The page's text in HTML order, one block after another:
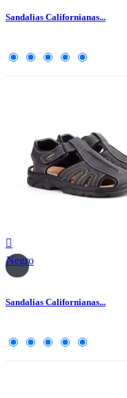
Sandalias Californianas...

Negro
Sandalias Californianas...